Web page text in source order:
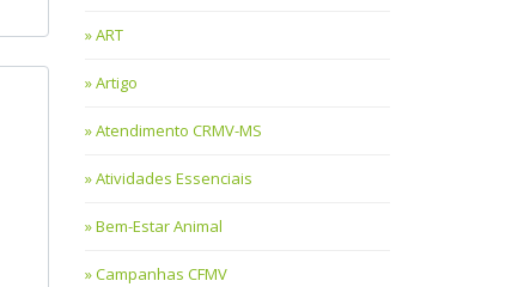
ART
Artigo
Atendimento CRMV-MS
Atividades Essenciais
Bem-Estar Animal
Campanhas CFMV